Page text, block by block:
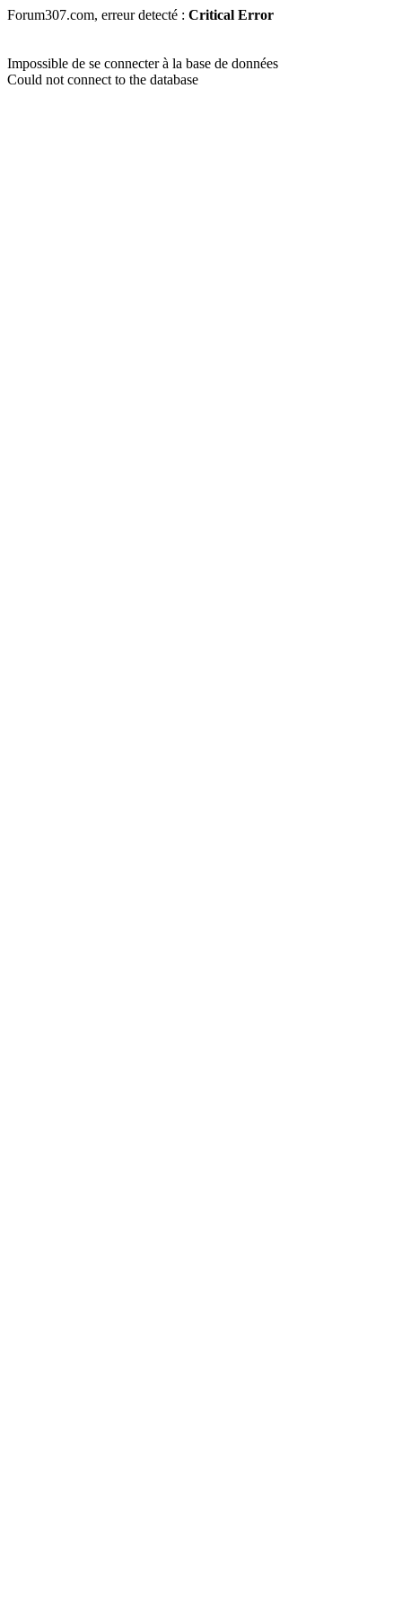
Forum307.com, erreur detecté : Critical Error
Impossible de se connecter à la base de données
Could not connect to the database